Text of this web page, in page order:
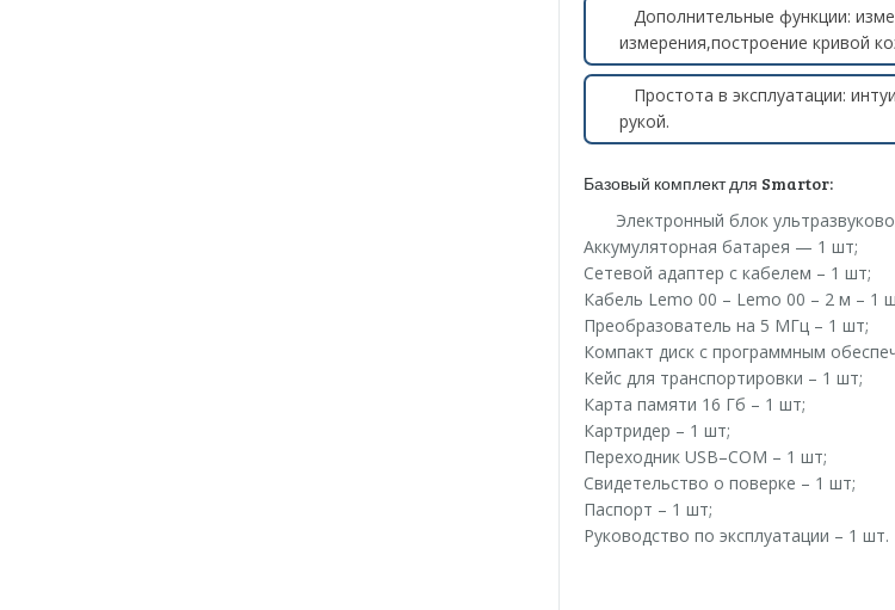
Дополнительные функции:
измерения,построение кривой
Простота в эксплуатации:
рукой.
Базовый комплект для Smartor:
Электронный блок
Аккумуляторная батарея — 1 шт;
Сетевой адаптер с кабелем – 1 шт;
Кабель Lemo 00 – Lemo 00 – 2 м – 1
Преобразователь на 5 МГц – 1 шт;
Компакт диск с программным
Кейс для транспортировки – 1 шт;
Карта памяти 16 Гб – 1 шт;
Картридер – 1 шт;
Переходник USB–COM – 1 шт;
Свидетельство о поверке – 1 шт;
Паспорт – 1 шт;
Руководство по эксплуатации – 1 шт.